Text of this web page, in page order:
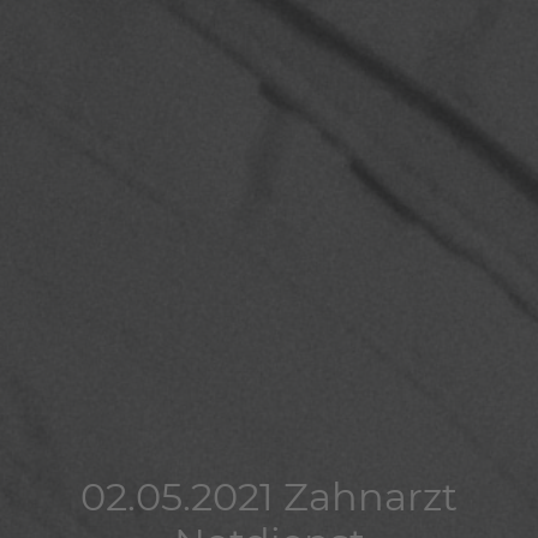
02.05.2021 Zahnarzt
02.05.2021 Zahnarzt
02.05.2021 Zahnarzt